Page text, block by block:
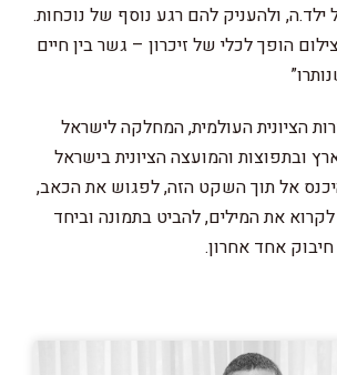
ילד.ה, ולהעניק להם רגע נוסף של נוכחות.
הופך לכלי של זיכרון – גשר בין חיים
הציונית העולמית, המחלקה לישראל
ובתפוצות והמועצה הציונית בישראל
אל תוך השקט הזה, לפגוש את הכאב,
את המילים, להביט בתמונה וביחד
אחד אחרון.